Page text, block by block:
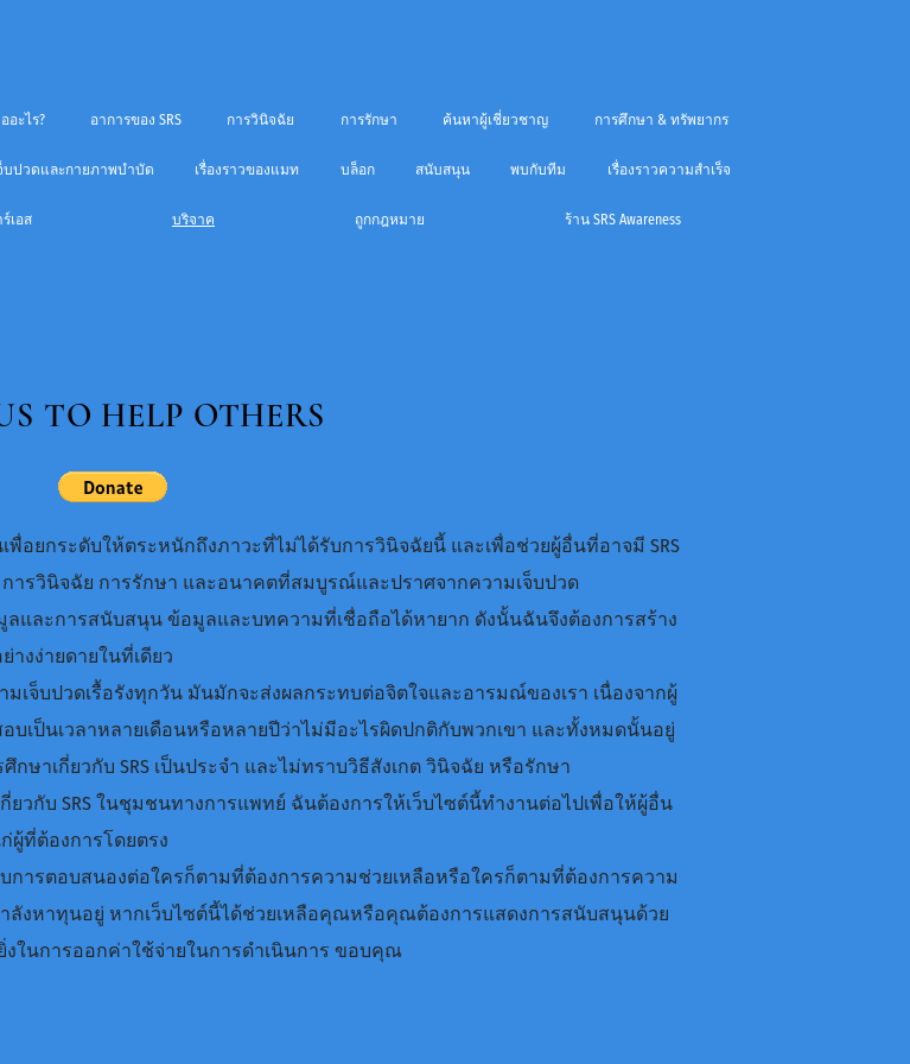
อะไร? อาการของ SRS การวินิจฉัย การรักษา ค้นหาผู้เชี่ยวชาญ การศึกษา & ทรัพยากร
บปวดและกายภาพบำบัด เรื่องราวของแมท บล็อก สนับสนุน พบกับทีม เรื่องราวความสำเร็จ
เอส บริจาค ถูกกฎหมาย ร้าน SRS Awareness
พื่อยกระดับ​ให้ตระหนักถึงภาวะที่ไม่ได้รับการวินิจฉัยนี้ และเพื่อช่วยผู้อื่นที่อาจมี SRS
รวินิจฉัย การรักษา และอนาคตที่สมบูรณ์และปราศจากความเจ็บปวด
และการสนับสนุน ข้อมูลและบทความที่เชื่อถือได้หายาก ดังนั้นฉันจึงต้องการสร้าง
งง่ายดายในที่เดียว
มเจ็บปวดเรื้อรังทุกวัน มันมักจะส่งผลกระทบต่อจิตใจและอารมณ์ของเรา เนื่องจากผู้
เป็นเวลาหลายเดือนหรือหลายปีว่าไม่มีอะไรผิดปกติกับพวกเขา และทั้งหมดนั้นอยู่
ษาเกี่ยวกับ SRS เป็นประจำ และไม่ทราบวิธีสังเกต วินิจฉัย หรือรักษา
วกับ SRS ในชุมชนทางการแพทย์ ฉันต้องการให้เว็บไซต์นี้ทำงานต่อไปเพื่อให้ผู้อื่น
ผู้ที่ต้องการโดยตรง
การตอบสนองต่อใครก็ตามที่ต้องการความช่วยเหลือหรือใครก็ตามที่ต้องการความ
ลังหาทุนอยู่ หากเว็บไซต์นี้ได้ช่วยเหลือคุณหรือคุณต้องการแสดงการสนับสนุนด้วย
ในการออกค่าใช้จ่ายในการดำเนินการ ขอบคุณ
TO HELP OTHERS